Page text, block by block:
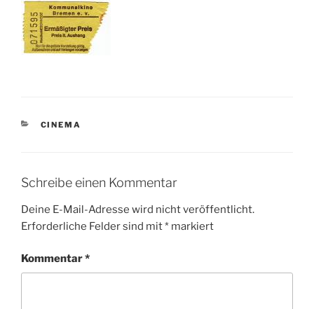
KATEGORIEN
CINEMA
Schreibe einen Kommentar
Deine E-Mail-Adresse wird nicht veröffentlicht.
Erforderliche Felder sind mit* markiert
Kommentar*